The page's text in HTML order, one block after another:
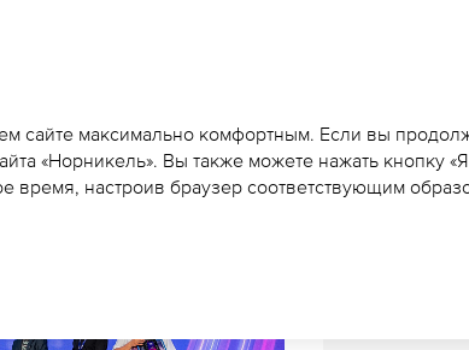
сайте максимально комфортным. Если вы
«Норникель». Вы также можете нажать кнопку
настроив браузер соответствующим